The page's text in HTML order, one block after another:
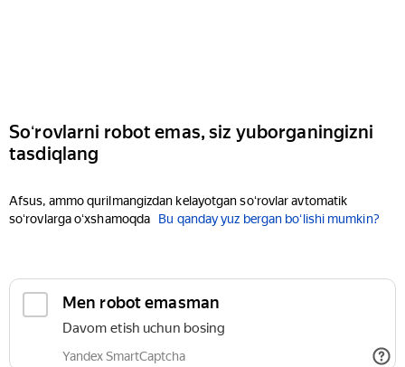
Soʻrovlarni robot emas, siz yuborganingizni
tasdiqlang
Afsus, ammo qurilmangizdan kelayotgan soʻrovlar avtomatik
soʻrovlarga oʻxshamoqda
Bu qanday yuz bergan boʻlishi mumkin?
Men robot emasman
Davom etish uchun bosing
Yandex SmartCaptcha